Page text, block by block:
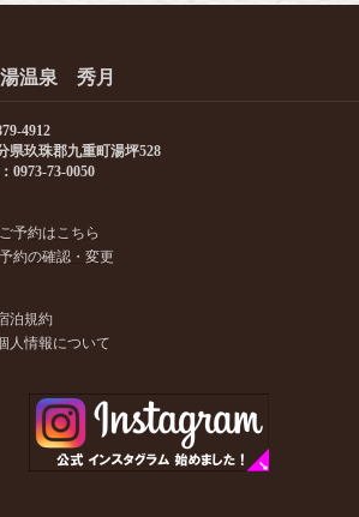
温泉 秀月
4912
県玖珠郡九重町湯坪528
0973-73-0050
ご予約はこちら
予約の確認・変更
泊規約
人情報について